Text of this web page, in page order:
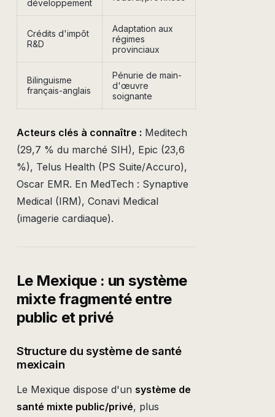
développement
Crédits d'impôt
R&D
Adaptation aux
régimes
provinciaux
Bilinguisme
français-anglais
Pénurie de main-
d'œuvre
soignante
Acteurs clés à connaître : Meditech
(29,7 % du marché SIH), Epic (23,6
%), Telus Health (PS Suite/Accuro),
Oscar EMR. En MedTech : Synaptive
Medical (IRM), Conavi Medical
(imagerie cardiaque).
Le Mexique : un système
mixte fragmenté entre
public et privé
Structure du système de santé
mexicain
Le Mexique dispose d'un système de
santé mixte public/privé, plus